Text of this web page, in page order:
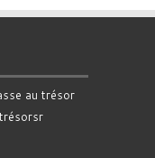
au trésor